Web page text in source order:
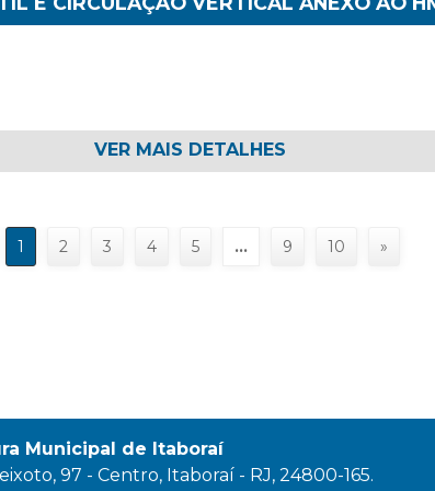
VER MAIS DETALHES
1 2 3 4 5 … 9 10 »
Municipal de Itaboraí
97 - Centro, Itaboraí - RJ, 24800-165.